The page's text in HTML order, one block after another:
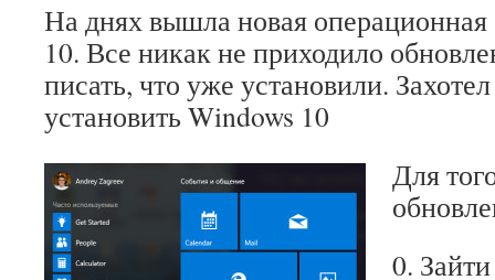
На днях вышла новая
10. Все никак не приходило
писать, что уже установили.
установить Windows 10
Для
0.